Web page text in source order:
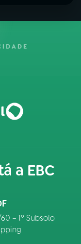
a EBC
– 1º Subsolo